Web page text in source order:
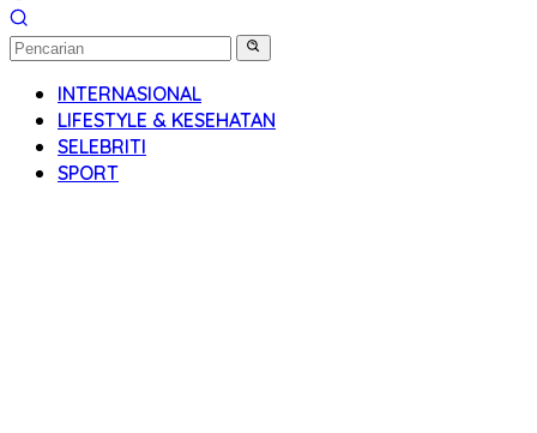
INTERNASIONAL
LIFESTYLE & KESEHATAN
SELEBRITI
SPORT